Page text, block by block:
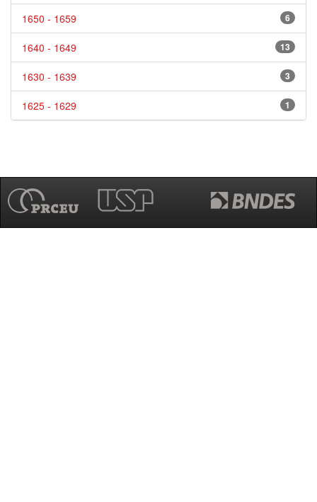
6
1650 - 1659
13
1640 - 1649
3
1630 - 1639
1
1625 - 1629